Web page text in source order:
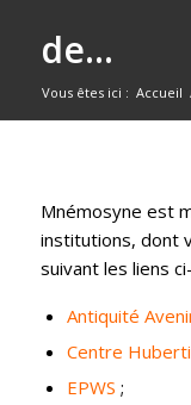
de…
Vous êtes ici : Accueil
Mnémosyne est
institutions, dont
suivant les liens
Antiquité
Centre
EPWS ;